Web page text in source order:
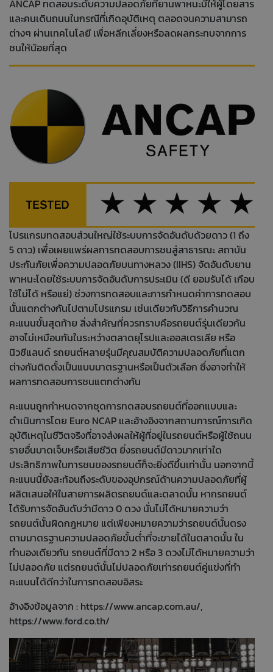
ANCAP ทดสอบระดับความปลอดภัยที่ยานพาหนะมีให้ผู้โดยสาร
และคนเดินถนนในกรณีที่เกิดอุบัติเหตุ ตลอดจนความสามารถ
ต่างๆ ผ่านเทคโนโลยี เพื่อหลีกเลี่ยงหรือลดผลกระทบจากการ
ชนให้น้อยที่สุด
โปรแกรมทดสอบส่วนใหญ่ใช้ระบบการจัดอันดับด้วยดาว (1 ถึง
5 ดาว) เพื่อเผยแพร่ผลการทดสอบการชนสู่สาธารณะ สถาบัน
ประกันภัยเพื่อความปลอดภัยบนทางหลวง (IIHS) จัดอันดับยาน
พาหนะโดยใช้ระบบการจัดอันดับการประเมิน (ดี ยอมรับได้ เกือบ
ใช้ไม่ได้ หรือแย่) ช่วงการทดสอบและการกำหนดค่าการทดสอบ
นั้นแตกต่างกันไปตามโปรแกรม เช่นเดียวกับวิธีการคำนวณ
คะแนนขั้นสุดท้าย สิ่งสำคัญที่ควรทราบคือรถยนต์รุ่นเดียวกัน
อาจไม่เหมือนกันในระหว่างตลาดยุโรปและออสเตรเลีย หรือ
นิวซีแลนด์ รถยนต์หลายรุ่นมีคุณสมบัติความปลอดภัยที่แตก
ต่างกันติดตั้งเป็นแบบมาตรฐานหรือเป็นตัวเลือก ซึ่งอาจทำให้
ผลการทดสอบการชนแตกต่างกัน
คะแนนถูกกำหนดจากชุดการทดสอบรถยนต์ที่ออกแบบและ
ดำเนินการโดย Euro NCAP และอ้างอิงจากสถานการณ์การเกิด
อุบัติเหตุในชีวิตจริงที่อาจส่งผลให้ผู้ที่อยู่ในรถยนต์หรือผู้ใช้ถนน
รายอื่นบาดเจ็บหรือเสียชีวิต ยิ่งรถยนต์มีดาวมากเท่าใด
ประสิทธิภาพในการชนของรถยนต์ก็จะยิ่งดีขึ้นเท่านั้น นอกจากนี้
คะแนนนี้ยังสะท้อนถึงระดับของอุปกรณ์ด้านความปลอดภัยที่ผู้
ผลิตเสนอให้ในสายการผลิตรถยนต์และตลาดนั้น หากรถยนต์
ได้รับการจัดอันดับว่ามีดาว 0 ดวง นั่นไม่ได้หมายความว่า
รถยนต์นั้นผิดกฎหมาย แต่เพียงหมายความว่ารถยนต์นั้นตรง
ตามมาตรฐานความปลอดภัยขั้นต่ำที่จะขายได้ในตลาดนั้น ใน
ทำนองเดียวกัน รถยนต์ที่มีดาว 2 หรือ 3 ดวงไม่ได้หมายความว่า
ไม่ปลอดภัย แต่รถยนต์นั้นไม่ปลอดภัยเท่ารถยนต์คู่แข่งที่ทำ
คะแนนได้ดีกว่าในการทดสอบอิสระ
อ้างอิงข้อมูลจาก : https://www.ancap.com.au/,
https://www.ford.co.th/